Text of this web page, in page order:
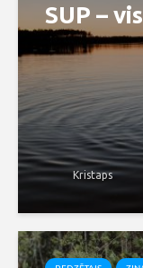
SUP –
Kristaps